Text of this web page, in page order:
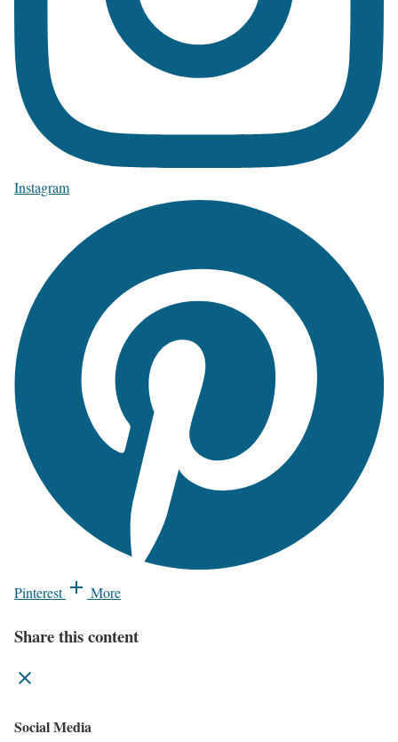
Instagram
Pinterest More
Share this content
Social Media